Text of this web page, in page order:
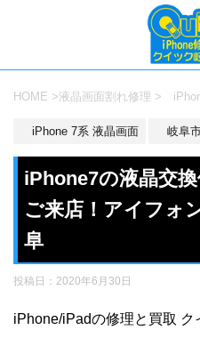
HOME >液晶画面割れ修理 >
iPhone 7系 液晶画面 岐阜
iPhone7の液晶交
ご来店！アイフォ
阜
投稿日： 2020年6月30日
iPhone/iPadの修理と買取 ク